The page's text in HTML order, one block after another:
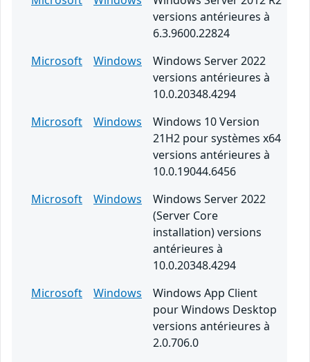
versions antérieures à
6.3.9600.22824
Microsoft
Windows
Windows Server 2022
versions antérieures à
10.0.20348.4294
Microsoft
Windows
Windows 10 Version
21H2 pour systèmes x64
versions antérieures à
10.0.19044.6456
Microsoft
Windows
Windows Server 2022
(Server Core
installation) versions
antérieures à
10.0.20348.4294
Microsoft
Windows
Windows App Client
pour Windows Desktop
versions antérieures à
2.0.706.0